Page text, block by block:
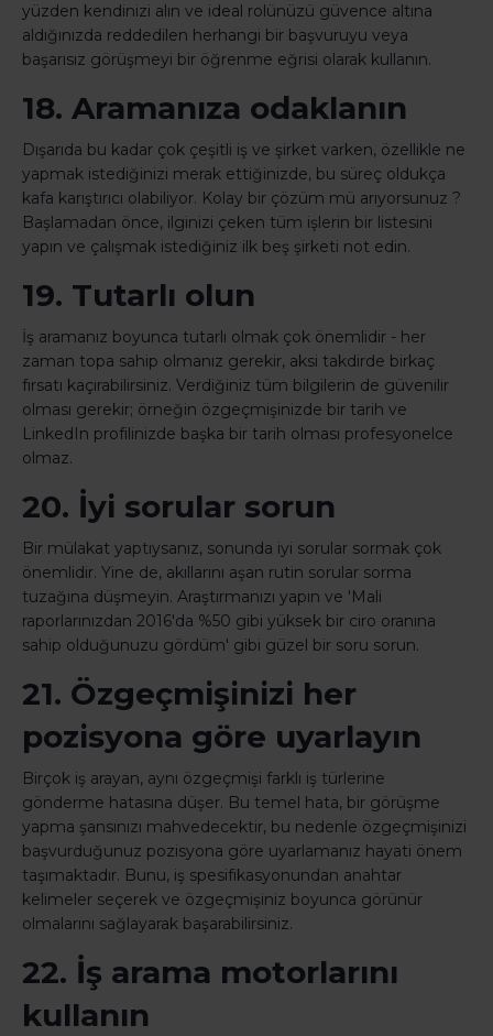
yüzden kendinizi alın ve ideal rolünüzü güvence altına
aldığınızda reddedilen herhangi bir başvuruyu veya
başarısız görüşmeyi bir öğrenme eğrisi olarak kullanın.
18. Aramanıza odaklanın
Dışarıda bu kadar çok çeşitli iş ve şirket varken, özellikle ne
yapmak istediğinizi merak ettiğinizde, bu süreç oldukça
kafa karıştırıcı olabiliyor. Kolay bir çözüm mü arıyorsunuz ?
Başlamadan önce, ilginizi çeken tüm işlerin bir listesini
yapın ve çalışmak istediğiniz ilk beş şirketi not edin.
19. Tutarlı olun
İş aramanız boyunca tutarlı olmak çok önemlidir - her
zaman topa sahip olmanız gerekir, aksi takdirde birkaç
fırsatı kaçırabilirsiniz. Verdiğiniz tüm bilgilerin de güvenilir
olması gerekir; örneğin özgeçmişinizde bir tarih ve
LinkedIn profilinizde başka bir tarih olması profesyonelce
olmaz.
20. İyi sorular sorun
Bir mülakat yaptıysanız, sonunda iyi sorular sormak çok
önemlidir. Yine de, akıllarını aşan rutin sorular sorma
tuzağına düşmeyin. Araştırmanızı yapın ve 'Mali
raporlarınızdan 2016'da %50 gibi yüksek bir ciro oranına
sahip olduğunuzu gördüm' gibi güzel bir soru sorun.
21. Özgeçmişinizi her
pozisyona göre uyarlayın
Birçok iş arayan, aynı özgeçmişi farklı iş türlerine
gönderme hatasına düşer. Bu temel hata, bir görüşme
yapma şansınızı mahvedecektir, bu nedenle özgeçmişinizi
başvurduğunuz pozisyona göre uyarlamanız hayati önem
taşımaktadır. Bunu, iş spesifikasyonundan anahtar
kelimeler seçerek ve özgeçmişiniz boyunca görünür
olmalarını sağlayarak başarabilirsiniz.
22. İş arama motorlarını
kullanın